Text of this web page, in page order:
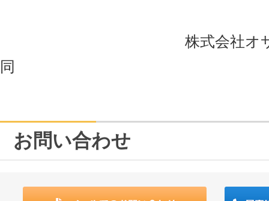
株式会社オサシ・テ
同
お問い合わせ